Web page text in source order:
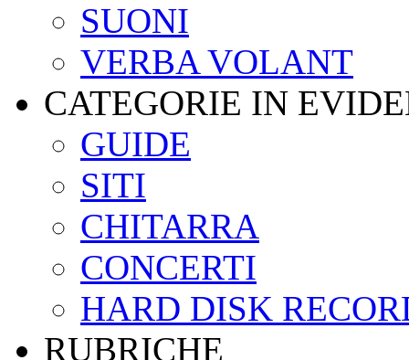
SUONI
VERBA VOLANT
CATEGORIE IN
GUIDE
SITI
CHITARRA
CONCERTI
HARD DISK
RUBRICHE